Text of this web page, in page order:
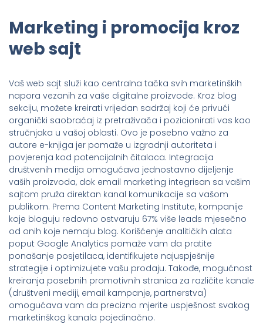
Marketing i promocija kroz
web sajt
Vaš web sajt služi kao centralna tačka svih marketinških
napora vezanih za vaše digitalne proizvode. Kroz blog
sekciju, možete kreirati vrijedan sadržaj koji će privući
organički saobraćaj iz pretraživača i pozicionirati vas kao
stručnjaka u vašoj oblasti. Ovo je posebno važno za
autore e-knjiga jer pomaže u izgradnji autoriteta i
povjerenja kod potencijalnih čitalaca. Integracija
društvenih medija omogućava jednostavno dijeljenje
vaših proizvoda, dok email marketing integrisan sa vašim
sajtom pruža direktan kanal komunikacije sa vašom
publikom. Prema Content Marketing Institute, kompanije
koje bloguju redovno ostvaruju 67% više leads mjesečno
od onih koje nemaju blog. Korišćenje analitičkih alata
poput Google Analytics pomaže vam da pratite
ponašanje posjetilaca, identifikujete najuspješnije
strategije i optimizujete vašu prodaju. Takođe, mogućnost
kreiranja posebnih promotivnih stranica za različite kanale
(društveni mediji, email kampanje, partnerstva)
omogućava vam da precizno mjerite uspješnost svakog
marketinškog kanala pojedinačno.